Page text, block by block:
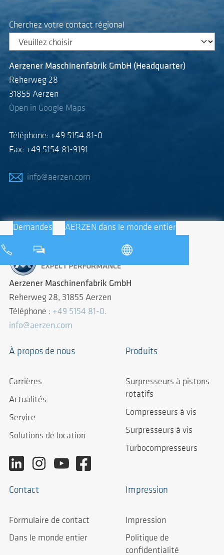
Cherchez votre contact régional
Aerzener Maschinenfabrik GmbH (Headquarter)
Reherweg 28
31855 Aerzen
Open in Google Maps
Téléphone: +49 5154 81-0
Fax: +49 5154 81-9191
info@aerzen.com
Demandes AERZEN dans le monde entier
Aerzener Maschinenfabrik GmbH
Reherweg 28, 31855 Aerzen
Téléphone : +49 5154 81-0.
info@aerzen.com
À propos de nous
Carrières
Actualités
Service
Solutions de location
Produits
Surpresseurs à pistons
rotatifs
Compresseurs à vis
Surpresseurs à vis
Turbocompresseurs
Contact
Formulaire de contact
Dans le monde entier
Impression
Impression
Politique de
confidentialité